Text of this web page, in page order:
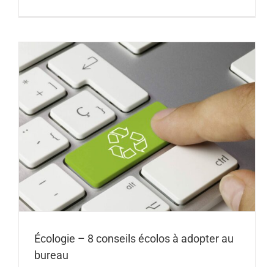
Écologie – 8 conseils écolos à adopter au
bureau